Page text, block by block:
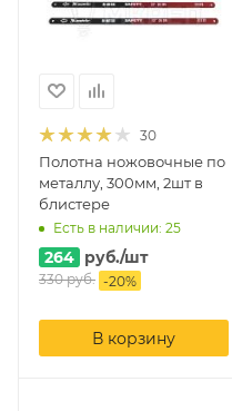
30
Полотна ножовочные по
металлу, 300мм, 2шт в
блистере
Есть в наличии: 25
264 руб./шт
330руб. -20%
В корзину